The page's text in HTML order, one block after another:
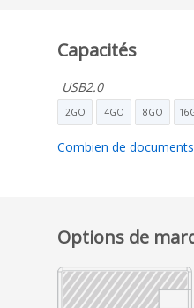
Capacités
USB2.0
2GO 4GO 8GO
Combien de
Options de